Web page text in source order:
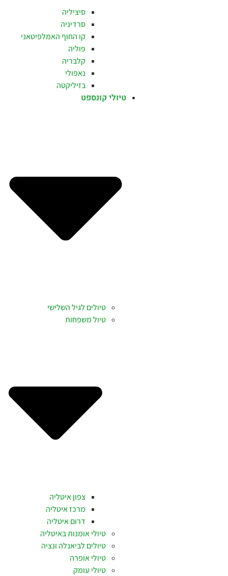
סיציליה
סרדיניה
קו החוף האמלפיטאני
פוליה
קלבריה
נאפולי
בזיליקטה
טיולי קונספט
טיולים לגיל השלישי
טיול משפחות
צפון איטליה
מרכז איטליה
דרום איטליה
טיולי אומנות באיטליה
טיולים לביאנלה ונציה
טיולי אופרה
טיולי עומק